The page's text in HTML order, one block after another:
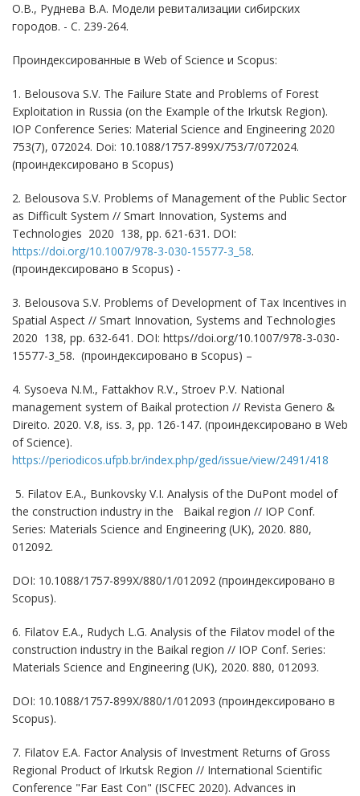
О.В., Руднева В.А. Модели ревитализации сибирских
городов. - С. 239-264.
Проиндексированные в Web of Science и Scopus:
1. Belousova S.V. The Failure State and Problems of Forest
Exploitation in Russia (on the Example of the Irkutsk Region).
IOP Conference Series: Material Science and Engineering 2020
753(7), 072024. Doi: 10.1088/1757-899X/753/7/072024.
(проиндексировано в Scopus)
2. Belousova S.V. Problems of Management of the Public Sector
as Difficult System // Smart Innovation, Systems and
Technologies 2020 138, pp. 621-631. DOI:
https://doi.org/10.1007/978-3-030-15577-3_58.
(проиндексировано в Scopus) -
3. Belousova S.V. Problems of Development of Tax Incentives in
Spatial Aspect // Smart Innovation, Systems and Technologies
2020 138, pp. 632-641. DOI: https//doi.org/10.1007/978-3-030-
15577-3_58. (проиндексировано в Scopus) –
4. Sysoeva N.M., Fattakhov R.V., Stroev P.V. National
management system of Baikal protection // Revista Genero &
Direito. 2020. V.8, iss. 3, pp. 126-147. (проиндексировано в Web
of Science).
https://periodicos.ufpb.br/index.php/ged/issue/view/2491/418
5. Filatov E.A., Bunkovsky V.I. Analysis of the DuPont model of
the construction industry in the Baikal region // IOP Conf.
Series: Materials Science and Engineering (UK), 2020. 880,
012092.
DOI: 10.1088/1757-899X/880/1/012092 (проиндексировано в
Scopus).
6. Filatov E.A., Rudych L.G. Analysis of the Filatov model of the
construction industry in the Baikal region // IOP Conf. Series:
Materials Science and Engineering (UK), 2020. 880, 012093.
DOI: 10.1088/1757-899X/880/1/012093 (проиндексировано в
Scopus).
7. Filatov E.A. Factor Analysis of Investment Returns of Gross
Regional Product of Irkutsk Region // International Scientific
Conference "Far East Con" (ISCFEC 2020). Advances in